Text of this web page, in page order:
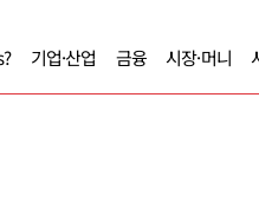
기업·산업 금융 시장·머니